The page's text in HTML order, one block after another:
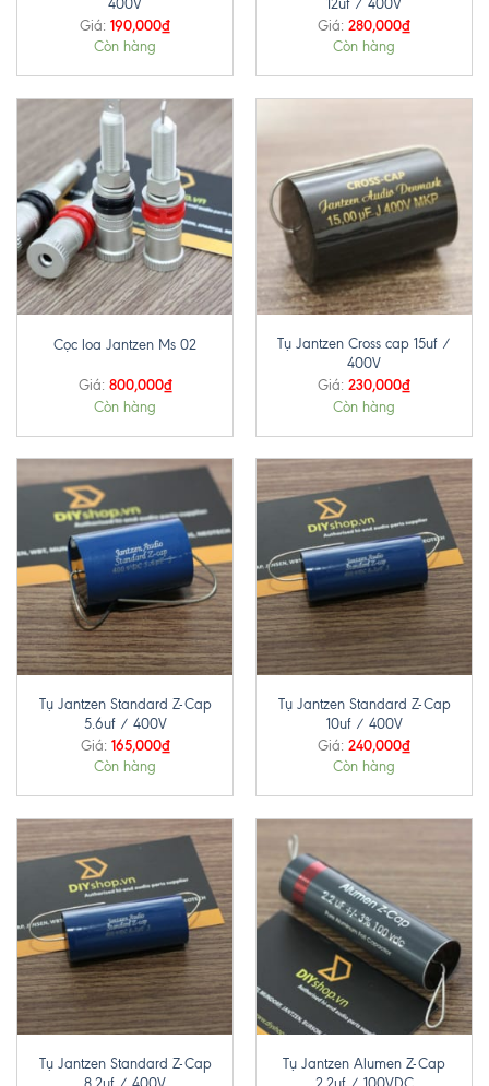
400V
Giá: 190,000₫
Còn hàng
12uf / 400V
Giá: 280,000₫
Còn hàng
Cọc loa Jantzen Ms 02
Giá: 800,000₫
Còn hàng
Tụ Jantzen Cross cap 15uf /
400V
Giá: 230,000₫
Còn hàng
Tụ Jantzen Standard Z-Cap
5.6uf / 400V
Giá: 165,000₫
Còn hàng
Tụ Jantzen Standard Z-Cap
10uf / 400V
Giá: 240,000₫
Còn hàng
Tụ Jantzen Standard Z-Cap
Tụ Jantzen Alumen Z-Cap